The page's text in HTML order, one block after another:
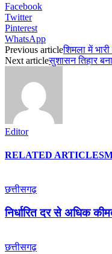
Facebook
Twitter
Pinterest
WhatsApp
Previous articleशिमला में
Next articleसुशासन तिहार
Editor
RELATED ARTICLES
छत्तीसगढ़
निर्धारित दर से अधिक
छत्तीसगढ़